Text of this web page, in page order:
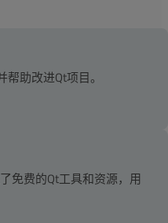
助改进Qt项目。
免费的Qt工具和资源，用